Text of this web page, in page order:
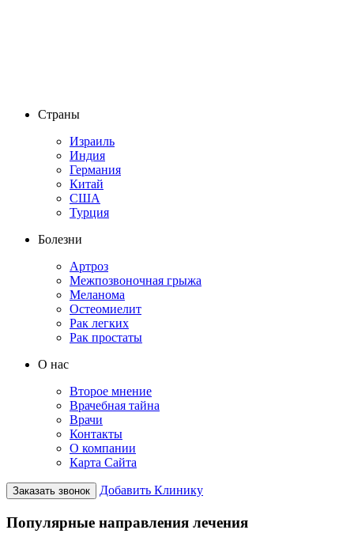
Страны
Израиль
Индия
Германия
Китай
США
Турция
Болезни
Артроз
Межпозвоночная грыжа
Меланома
Остеомиелит
Рак легких
Рак простаты
О нас
Второе мнение
Врачебная тайна
Врачи
Контакты
О компании
Карта Сайта
Заказать звонок Добавить Клинику
Популярные направления лечения